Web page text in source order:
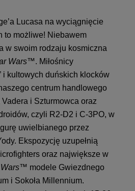
Lucasa na wyciągnięcie
to możliwe! Niebawem
w swoim rodzaju kosmiczna
Wars™. Miłośnicy
i kultowych duńskich klocków
centrum handlowego
i Szturmowca oraz
czyli R2-D2 i C-3PO, w
uwielbianego przez
Ekspozycję uzupełnią
oraz największe w
™ modele Gwiezdnego
i Sokoła Millennium.